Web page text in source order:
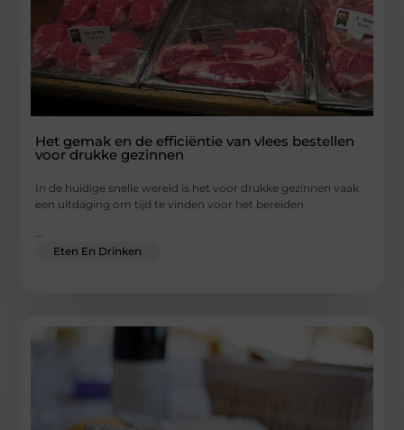
Het gemak en de efficiëntie van vlees bestellen
voor drukke gezinnen
In de huidige snelle wereld is het voor drukke gezinnen vaak
een uitdaging om tijd te vinden voor het bereiden
...
Eten En Drinken